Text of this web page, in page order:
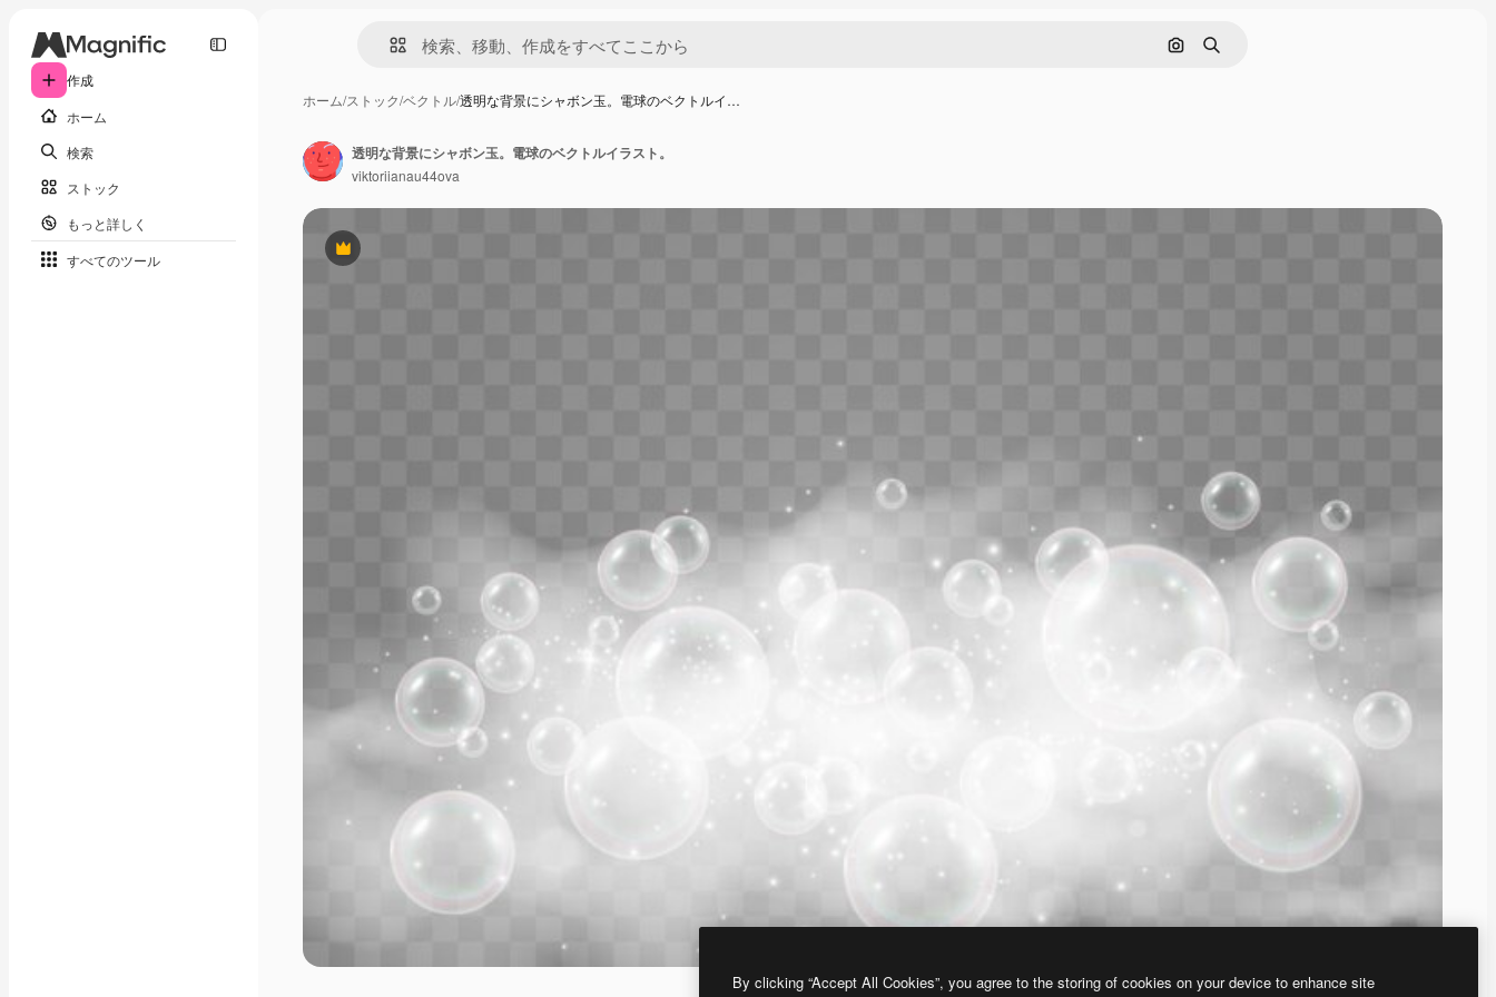
作成
ホーム
検索
ストック
もっと詳しく
すべてのツール
画像で検索
検索
ホーム/ストック/ベクトル/透明な背景にシャボン玉。電球のベクトルイ…
Premium
透明な背景にシャボン玉。電球のベクトルイラスト。
viktoriianau44ova
By clicking “Accept All Cookies”, you agree to the storing of cookies on your device to enhance site